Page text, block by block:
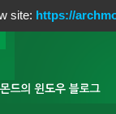
site: https://